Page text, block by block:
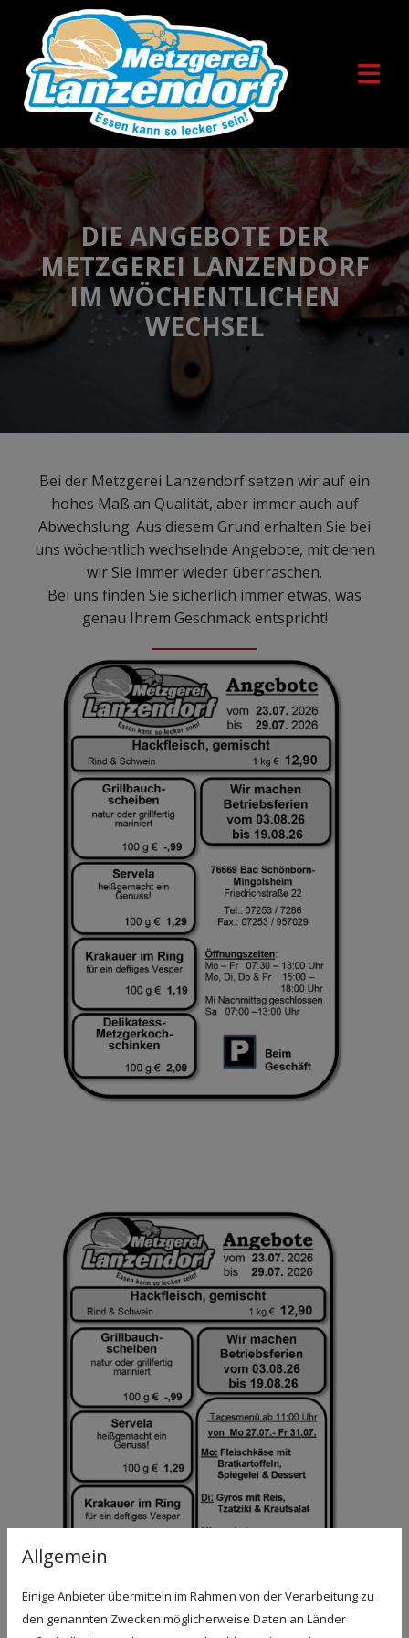
DIE ANGEBOTE DER
METZGEREI LANZENDORF
IM WÖCHENTLICHEN
WECHSEL
Bei der Metzgerei Lanzendorf setzen wir auf ein
hohes Maß an Qualität, aber immer auch auf
Abwechslung. Aus diesem Grund erhalten Sie bei
uns wöchentlich wechselnde Angebote, mit denen
wir Sie immer wieder überraschen.
Bei uns finden Sie sicherlich immer etwas, was
genau Ihrem Geschmack entspricht!
Allgemein
Einige Anbieter übermitteln im Rahmen von der Verarbeitung zu
den genannten Zwecken möglicherweise Daten an Länder